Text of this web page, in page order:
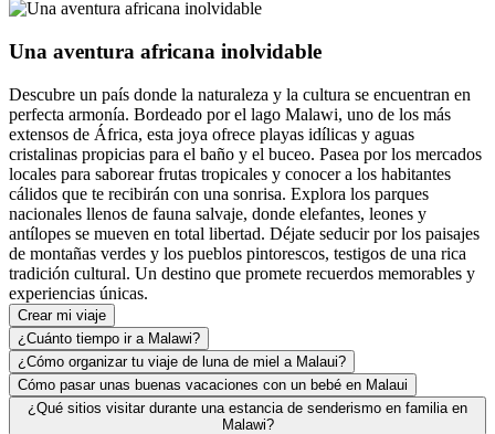
Una aventura africana inolvidable
Descubre un país donde la naturaleza y la cultura se encuentran en
perfecta armonía. Bordeado por el lago Malawi, uno de los más
extensos de África, esta joya ofrece playas idílicas y aguas
cristalinas propicias para el baño y el buceo. Pasea por los mercados
locales para saborear frutas tropicales y conocer a los habitantes
cálidos que te recibirán con una sonrisa. Explora los parques
nacionales llenos de fauna salvaje, donde elefantes, leones y
antílopes se mueven en total libertad. Déjate seducir por los paisajes
de montañas verdes y los pueblos pintorescos, testigos de una rica
tradición cultural. Un destino que promete recuerdos memorables y
experiencias únicas.
Crear mi viaje
¿Cuánto tiempo ir a Malawi?
¿Cómo organizar tu viaje de luna de miel a Malaui?
Cómo pasar unas buenas vacaciones con un bebé en Malaui
¿Qué sitios visitar durante una estancia de senderismo en familia en
Malawi?